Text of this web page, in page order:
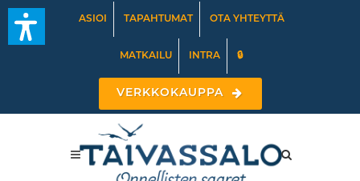
ASIOI TAPAHTUMAT OTA YHTEYTTÄ
MATKAILU INTRA 🔒
VERKKOKAUPPA